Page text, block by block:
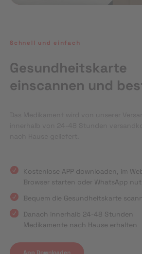
Schnell und einfach
Gesundheitskarte
einscannen und
Kostenlose APP downloaden, im
Browser starten oder WhatsApp
Bequem die Gesundheitskarte
Danach innerhalb 24-48 Stunden
Medikamente nach Hause erhalten